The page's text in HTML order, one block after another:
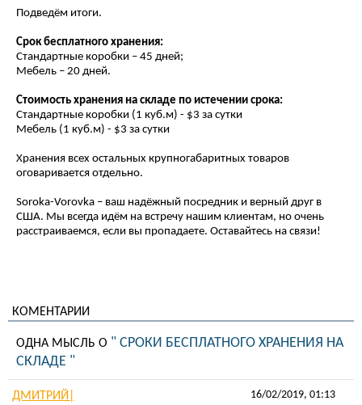
Подведём итоги.
Срок бесплатного хранения:
Стандартные коробки – 45 дней;
Мебель – 20 дней.
Стоимость хранения на складе по истечении срока:
Стандартные коробки (1 куб.м) - $3 за сутки
Мебель (1 куб.м) - $3 за сутки
Хранения всех остальных крупногабаритных товаров
оговаривается отдельно.
Soroka-Vorovka – ваш надёжный посредник и верный друг в
США. Мы всегда идём на встречу нашим клиентам, но очень
расстраиваемся, если вы пропадаете. Оставайтесь на связи!
КОМЕНТАРИИ
ОДНА МЫСЛЬ О " СРОКИ БЕСПЛАТНОГО ХРАНЕНИЯ НА
СКЛАДЕ "
ДМИТРИЙ|
16/02/2019, 01:13